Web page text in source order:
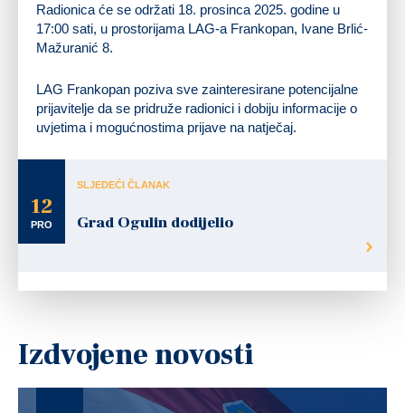
Radionica će se održati 18. prosinca 2025. godine u
17:00 sati, u prostorijama LAG-a Frankopan, Ivane Brlić-
Mažuranić 8.
LAG Frankopan poziva sve zainteresirane potencijalne
prijavitelje da se pridruže radionici i dobiju informacije o
uvjetima i mogućnostima prijave na natječaj.
12
PRO
SLJEDEĆI ČLANAK
Grad Ogulin dodijelio
Izdvojene novosti